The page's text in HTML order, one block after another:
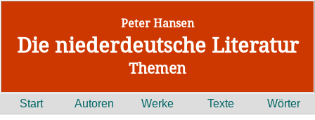
Peter Hansen
Die niederdeutsche Literatur
Themen
Start Autoren Werke Texte Wörter